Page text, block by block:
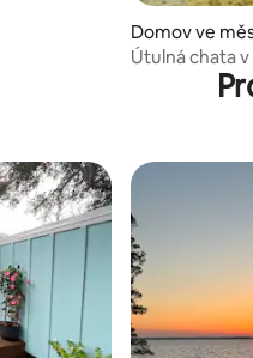
Domov ve
Útulná chata
hraní, relaxace